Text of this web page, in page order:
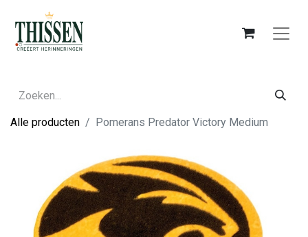
Alle producten Pomerans Predator Victory Medium